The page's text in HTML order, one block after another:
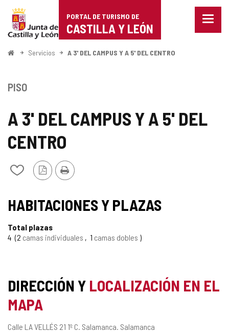
Portal
de
Turismo
Castilla
León
PORTAL DE TURISMO DE
CASTILLA Y LEÓN
Menu
InicioServicios A 3' DEL CAMPUS Y A 5' DEL CENTRO
A 3' DEL CAMPUS Y A 5' DEL
CENTRO
Añadir/quitar
cuadernos
Versión
PDF
Imprimir
TIPO
PISO
HABITACIONES Y PLAZAS
Total plazas
4 2 camas individuales 1 camas dobles
DIRECCIÓN Y LOCALIZACIÓN EN EL
MAPA
Dirección
Calle LA VELLÉS 21 1º C. Salamanca. Salamanca